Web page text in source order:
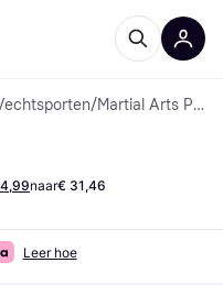
/ Martial Arts Protection
naar€ 31,46
Leer hoe